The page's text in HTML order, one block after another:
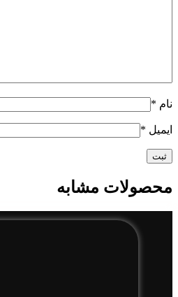
نام *
ایمیل *
محصولات مشابه